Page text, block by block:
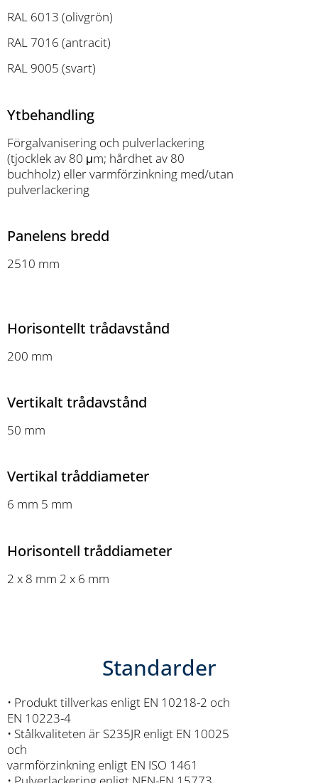
RAL 6013 (olivgrön)
RAL 7016 (antracit)
RAL 9005 (svart)
Ytbehandling
Förgalvanisering och pulverlackering
(tjocklek av 80 μm; hårdhet av 80
buchholz) eller varmförzinkning med/utan
pulverlackering
Panelens bredd
2510 mm
Horisontellt trådavstånd
200 mm
Vertikalt trådavstånd
50 mm
Vertikal tråddiameter
6 mm 5 mm
Horisontell tråddiameter
2 x 8 mm 2 x 6 mm
Standarder
• Produkt tillverkas enligt EN 10218-2 och
EN 10223-4
• Stålkvaliteten är S235JR enligt EN 10025
och
varmförzinkning enligt EN ISO 1461